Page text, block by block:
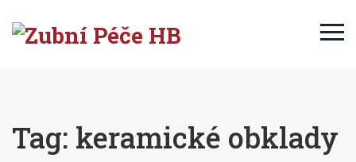
Tag: keramické obklady